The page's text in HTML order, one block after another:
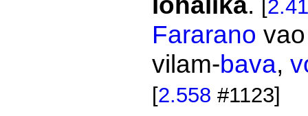
[
Fararano
vilam-bava,
[2.558 #1123]